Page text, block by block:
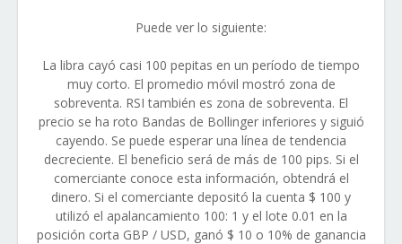
Puede ver lo siguiente:
La libra cayó casi 100 pepitas en un período de tiempo
muy corto. El promedio móvil mostró zona de
sobreventa. RSI también es zona de sobreventa. El
precio se ha roto Bandas de Bollinger inferiores y siguió
cayendo. Se puede esperar una línea de tendencia
decreciente. El beneficio será de más de 100 pips. Si el
comerciante conoce esta información, obtendrá el
dinero. Si el comerciante depositó la cuenta $ 100 y
utilizó el apalancamiento 100: 1 y el lote 0.01 en la
posición corta GBP / USD, ganó $ 10 o 10% de ganancia